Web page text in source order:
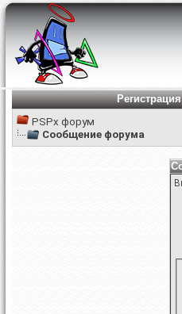
Регистрация
PSPx форум
Сообщение форума